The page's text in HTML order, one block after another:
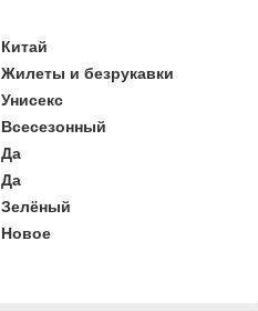
Китай
Жилеты и безрукавки
Унисекс
Всесезонный
Да
Да
Зелёный
Новое